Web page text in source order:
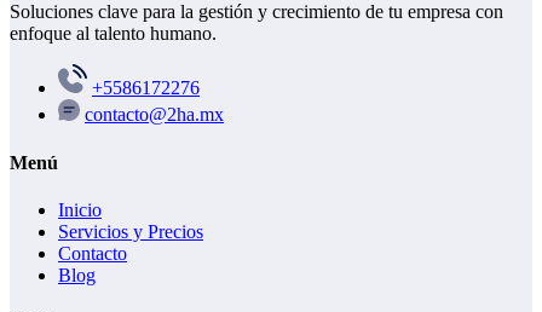
Soluciones clave para la gestión y crecimiento de tu empresa con
enfoque al talento humano.
+5586172276
contacto@2ha.mx
Menú
Inicio
Servicios y Precios
Contacto
Blog